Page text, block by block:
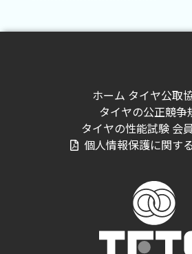
ホーム タイヤ公取
タイヤの公正競争
タイヤの性能試験 会
個人情報保護に関す